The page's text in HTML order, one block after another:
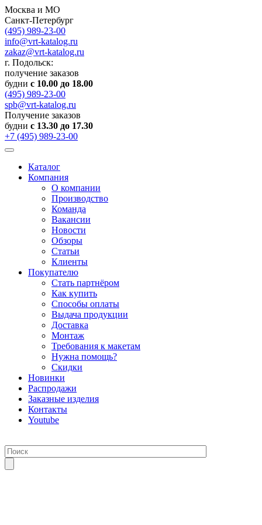
Москва и МО
Санкт-Петербург
(495) 989-23-00
info@vrt-katalog.ru
zakaz@vrt-katalog.ru
г. Подольск:
получение заказов
будни с 10.00 до 18.00
(495) 989-23-00
spb@vrt-katalog.ru
Получение заказов
будни с 13.30 до 17.30
+7 (495) 989-23-00
Каталог
Компания
О компании
Производство
Команда
Вакансии
Новости
Обзоры
Статьи
Клиенты
Покупателю
Стать партнёром
Как купить
Способы оплаты
Выдача продукции
Доставка
Монтаж
Требования к макетам
Нужна помощь?
Скидки
Новинки
Распродажи
Заказные изделия
Контакты
Youtube